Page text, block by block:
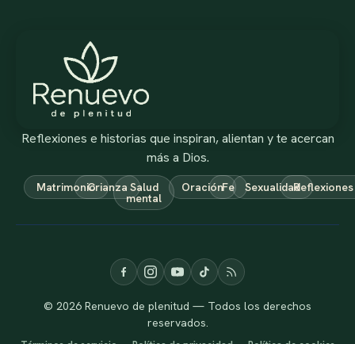
Reflexiones e historias que inspiran, alientan y te acercan
más a Dios.
MatrimonioCrianza Salud
mental
OraciónFe SexualidadReflexiones
© 2026 Renuevo de plenitud — Todos los derechos
reservados.